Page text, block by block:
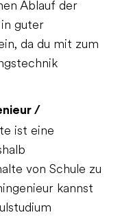
Ablauf der
guter
da du mit zum
/
ist eine
von Schule zu
kannst